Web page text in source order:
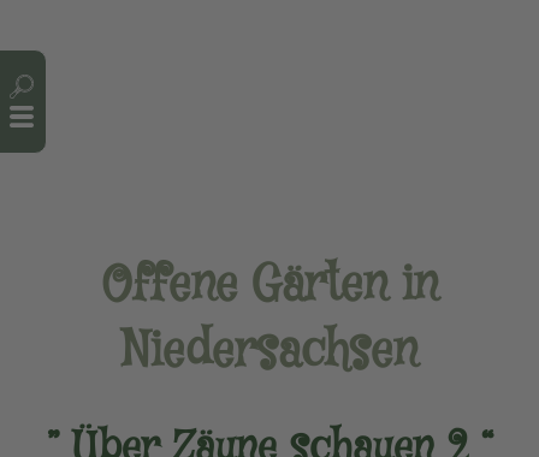
Offene Gärten in
Niedersachsen